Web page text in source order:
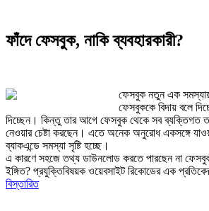
ফাঁদে ফেসবুক, নাকি ব্যবহারকারী?
ফেসবুক নতুন এক
ফেসবুককে বিদায় বলে
দিচ্ছেন। কিন্তু তার আগে ফেসবুক থেকে সব ব্যক্তিগত
নেওয়ার চেষ্টা করছেন। এতে অনেক অনুরোধ একসঙ্গে
ব্যাকএন্ডে সমস্যা সৃষ্টি হচ্ছে।
এ কারণে সহজে তথ্য ডাউনলোড করতে পারছেন না ফেসবুক
ইঙ্গিত? প্রযুক্তিবিষয়ক ওয়েবসাইট রিকোডের এক
বিস্তারিত